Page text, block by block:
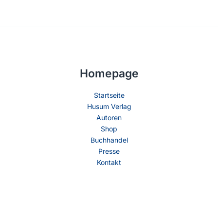
Homepage
Startseite
Husum Verlag
Autoren
Shop
Buchhandel
Presse
Kontakt